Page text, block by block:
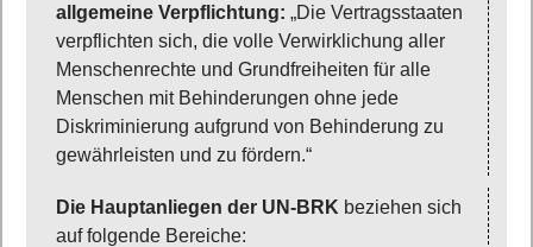
allgemeine Verpflichtung: „Die Vertragsstaaten
verpflichten sich, die volle Verwirklichung aller
Menschenrechte und Grundfreiheiten für alle
Menschen mit Behinderungen ohne jede
Diskriminierung aufgrund von Behinderung zu
gewährleisten und zu fördern.“
Die Hauptanliegen der UN-BRK beziehen sich
auf folgende Bereiche: